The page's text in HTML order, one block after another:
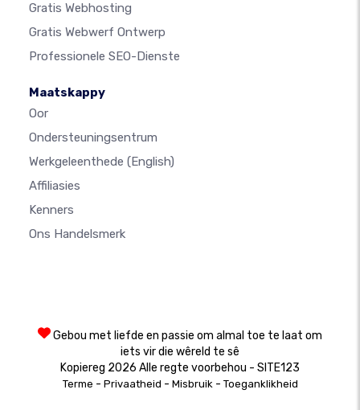
Gratis Webhosting
Gratis Webwerf Ontwerp
Professionele SEO-Dienste
Maatskappy
Oor
Ondersteuningsentrum
Werkgeleenthede (English)
Affiliasies
Kenners
Ons Handelsmerk
Gebou met liefde en passie om almal toe te laat om
iets vir die wêreld te sê
Kopiereg 2026 Alle regte voorbehou - SITE123
Terme - Privaatheid - Misbruik- Toeganklikheid